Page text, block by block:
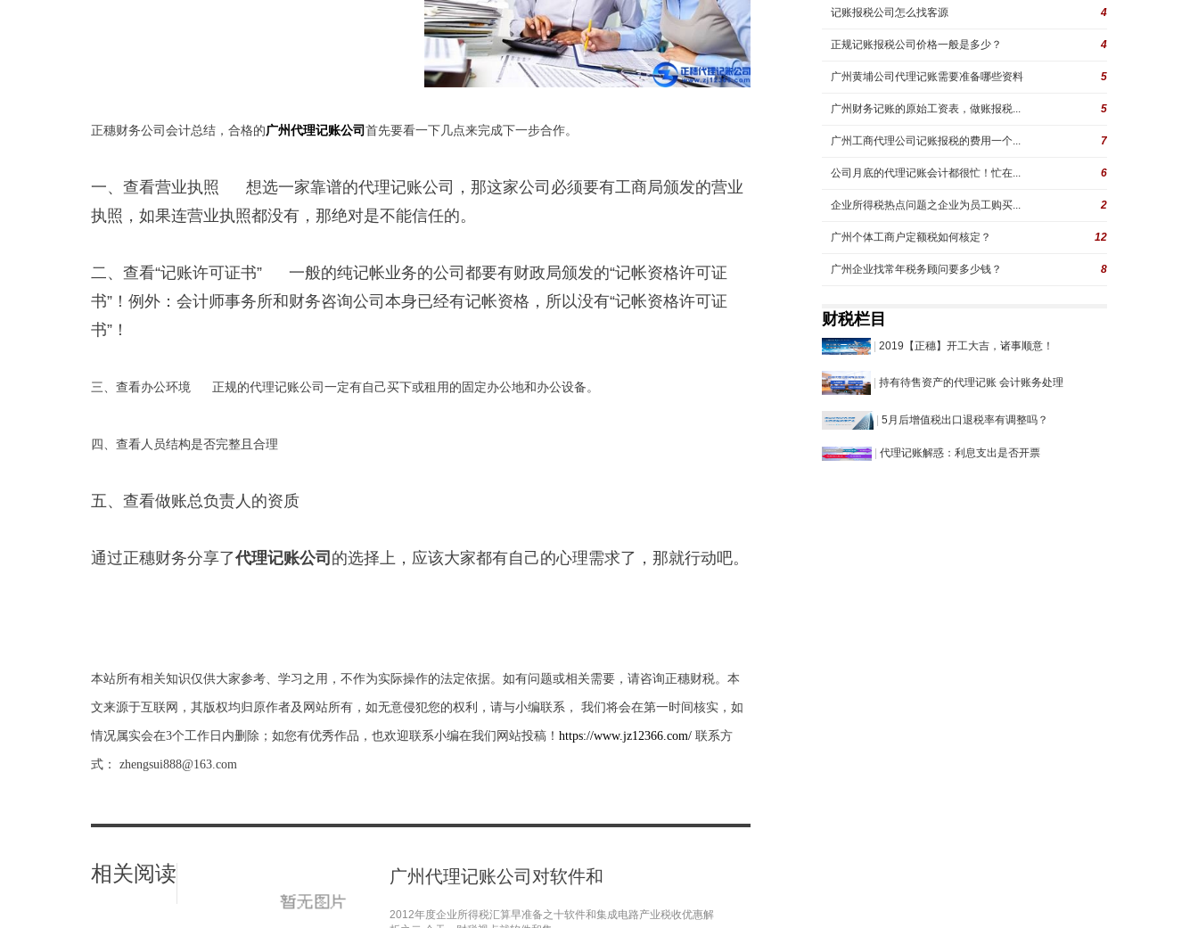
正穗财务公司会计总结，合格的广州代理记账公司首先要看一下几点来完成下一步合作。
一、查看营业执照 想选一家靠谱的代理记账公司，那这家公司必须要有工商局颁发的营业
执照，如果连营业执照都没有，那绝对是不能信任的。
二、查看“记账许可证书” 一般的纯记帐业务的公司都要有财政局颁发的“记帐资格许可证
书”！例外：会计师事务所和财务咨询公司本身已经有记帐资格，所以没有“记帐资格许可证
书”！
三、查看办公环境 正规的代理记账公司一定有自己买下或租用的固定办公地和办公设备。
四、查看人员结构是否完整且合理
五、查看做账总负责人的资质
通过正穗财务分享了代理记账公司 的选择上，应该大家都有自己的心理需求了，那就行动吧。
本站所有相关知识仅供大家参考、学习之用，不作为实际操作的法定依据。如有问题或相关需要，请咨询正穗财税。本
文来源于互联网，其版权均归原作者及网站所有，如无意侵犯您的权利，请与小编联系， 我们将会在第一时间核实，如
情况属实会在3个工作日内删除；如您有优秀作品，也欢迎联系小编在我们网站投稿！ https://www.jz12366.com/ 联系方
式： zhengsui888@163.com
相关阅读 广州代理记账公司对软件和
2012年度企业所得税汇算早准备之十软件和集成电路产业税收优惠解
记账报税公司怎么找客源 4
正规记账报税公司价格一般是多少？ 4
广州黄埔公司代理记账需要准备哪些资料 5
广州财务记账的原始工资表，做账报税... 5
广州工商代理公司记账报税的费用一个... 7
公司月底的代理记账会计都很忙！忙在... 6
企业所得税热点问题之企业为员工购买... 2
广州个体工商户定额税如何核定？ 12
广州企业找常年税务顾问要多少钱？ 8
财税栏目
| 2019【正穗】开工大吉，诸事顺意！
| 持有待售资产的代理记账 会计账务处理
| 5月后增值税出口退税率有调整吗？
代理记账解惑：利息支出是否开票